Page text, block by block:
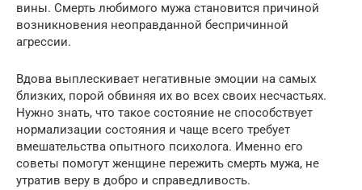
вины. Смерть любимого мужа становится причиной
возникновения неоправданной беспричинной
агрессии.
Вдова выплескивает негативные эмоции на самых
близких, порой обвиняя их во всех своих несчастьях.
Нужно знать, что такое состояние не способствует
нормализации состояния и чаще всего требует
вмешательства опытного психолога. Именно его
советы помогут женщине пережить смерть мужа, не
утратив веру в добро и справедливость.